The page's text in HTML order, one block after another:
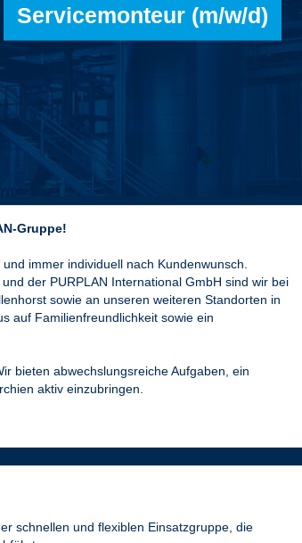
Servicemonteur (m/w/d)
Gruppe!
immer individuell nach Kundenwunsch.
der PURPLAN International GmbH sind wir bei
sowie an unseren weiteren Standorten in
auf Familienfreundlichkeit sowie ein
bieten abwechslungsreiche Aufgaben, ein
aktiv einzubringen.
schnellen und flexiblen Einsatzgruppe, die